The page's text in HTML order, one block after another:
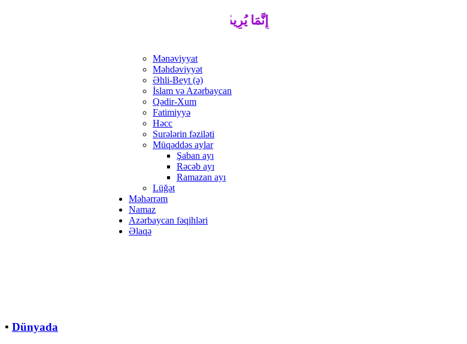
إِنَّمَا يُرِيدُ اللَّهُ لِيُذْهِبَ عَنْكُمُ الرِّجْسَ أَهْلَ الْبَيْتِ
Mənəviyyat
Məhdəviyyət
Əhli-Beyt (ə)
İslam və Azərbaycan
Qədir-Xum
Fatimiyyə
Həcc
Surələrin fəziləti
Müqəddəs aylar
Şaban ayı
Rəcəb ayı
Ramazan ayı
Lüğət
Məhərrəm
Namaz
Azərbaycan fəqihləri
Əlaqə
• Dünyada